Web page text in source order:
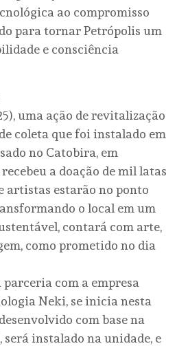
ao compromisso
para tornar Petrópolis um
e consciência
uma ação de revitalização
coleta que foi instalado em
no Catobira, em
a doação de mil latas
artistas estarão no ponto
o local em um
contará com arte,
como prometido no dia
parceria com a empresa
Neki, se inicia nesta
com base na
instalado na unidade, e